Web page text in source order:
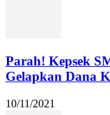
Parah! Kepsek
Gelapkan Dana
10/11/2021